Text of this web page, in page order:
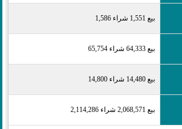
بيع 1,551 شراء 1,586
بيع 64,333 شراء 65,754
بيع 14,480 شراء 14,800
بيع 2,068,571 شراء 2,114,286